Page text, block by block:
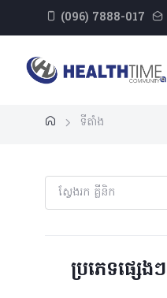
(096) 7888-017
ទីតាំង
ប្រភេទផ្សេងៗ